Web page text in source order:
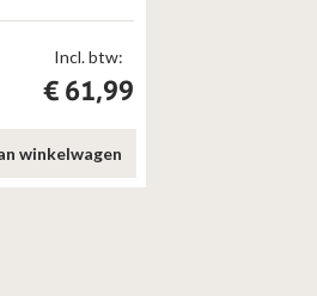
Incl. btw:
€ 61,99
winkelwagen